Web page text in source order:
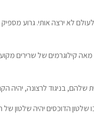
לא ירצה אותי. גרוע
קילוגרמים של שרירים
שלהם, בניגוד לרצונה, יהיה
שלטון הדוכסים יהיה שלטון של